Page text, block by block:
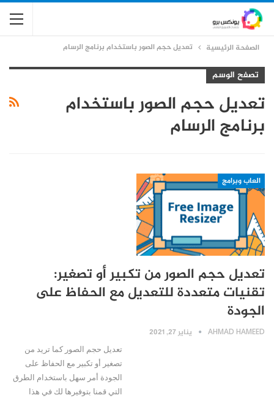
الصفحة الرئيسية تعديل حجم الصور باستخدام برنامج الرسام
تصفح الوسم
تعديل حجم الصور باستخدام
برنامج الرسام
العاب وبرامج
تعديل حجم الصور من تكبير أو تصغير:
تقنيات متعددة للتعديل مع الحفاظ على
الجودة
AHMAD HAMEED يناير 27, 2021
تعديل حجم الصور كما تريد من
تصغير أو تكبير مع الحفاظ على
الجودة أمر سهل باستخدام الطرق
التي قمنا بتوفيرها لك في هذا